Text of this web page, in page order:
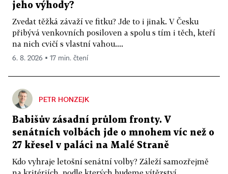
jeho výhody?
Zvedat těžká závaží ve fitku? Jde to i jinak. V Česku
přibývá venkovních posiloven a spolu s tím i těch, kteří
na nich cvičí s vlastní vahou....
6. 8. 2026 ▪ 17 min. čtení
PETR HONZEJK
Babišův zásadní průlom fronty. V
senátních volbách jde o mnohem víc než o
27 křesel v paláci na Malé Straně
Kdo vyhraje letošní senátní volby? Záleží samozřejmě